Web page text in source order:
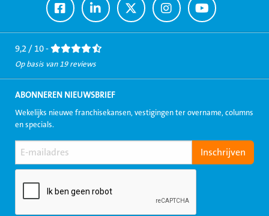
Ga
naar
Facebook
Ga
naar
LinkedIn
Ga
naar
Twitter
Ga
naar
Instagram
Ga
naar
Youtube
9,2 / 10 -
Op basis van 19 reviews
ABONNEREN NIEUWSBRIEF
Wekelijks nieuwe franchisekansen, vestigingen ter overname, columns
en specials.